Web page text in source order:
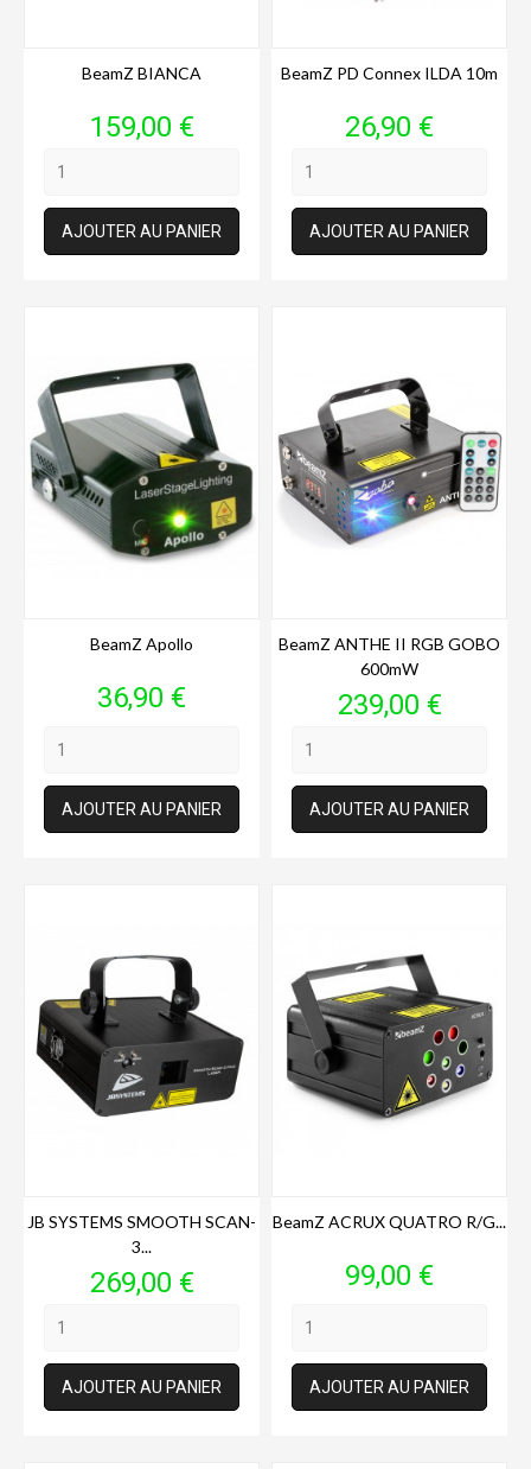
BeamZ BIANCA
Prix
159,00 €
AJOUTER AU PANIER
BeamZ PD Connex ILDA 10m
Prix
26,90 €
AJOUTER AU PANIER
BeamZ Apollo
Prix
36,90 €
AJOUTER AU PANIER
BeamZ ANTHE II RGB GOBO
600mW
Prix
239,00 €
AJOUTER AU PANIER
JB SYSTEMS SMOOTH SCAN-
3...
Prix
269,00 €
AJOUTER AU PANIER
BeamZ ACRUX QUATRO R/G...
Prix
99,00 €
AJOUTER AU PANIER